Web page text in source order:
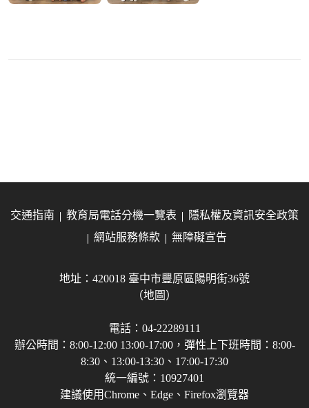
交通指南 教育局電話分機一覽表
隱私權及資訊安全政策
網站服務條款
無障礙宣告
地址：420018 臺中市豐原區陽明街36號
（地圖）
電話：04-22289111
辦公時間：8:00-12:00 13:00-17:00，彈性上下班時間：8:00-
8:30、13:00-13:30、17:00-17:30
統一編號：10927401
建議使用Chrome、Edge、Firefox瀏覽器